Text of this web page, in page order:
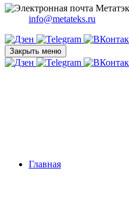
info@metateks.ru
Закрыть меню
Главная